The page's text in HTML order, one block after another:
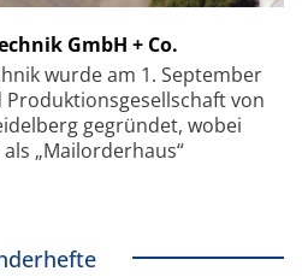
GmbH + Co.
wurde am 1. September
Produktionsgesellschaft von
gegründet, wobei
„Mailorderhaus“